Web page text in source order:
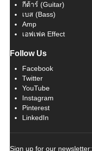
กีต้าร์ (Guitar)
เบส (Bass)
Amp
เอฟเฟค Effect
Follow Us
Facebook
Twitter
YouTube
Instagram
Pinterest
LinkedIn
Sign up for our newsletter: